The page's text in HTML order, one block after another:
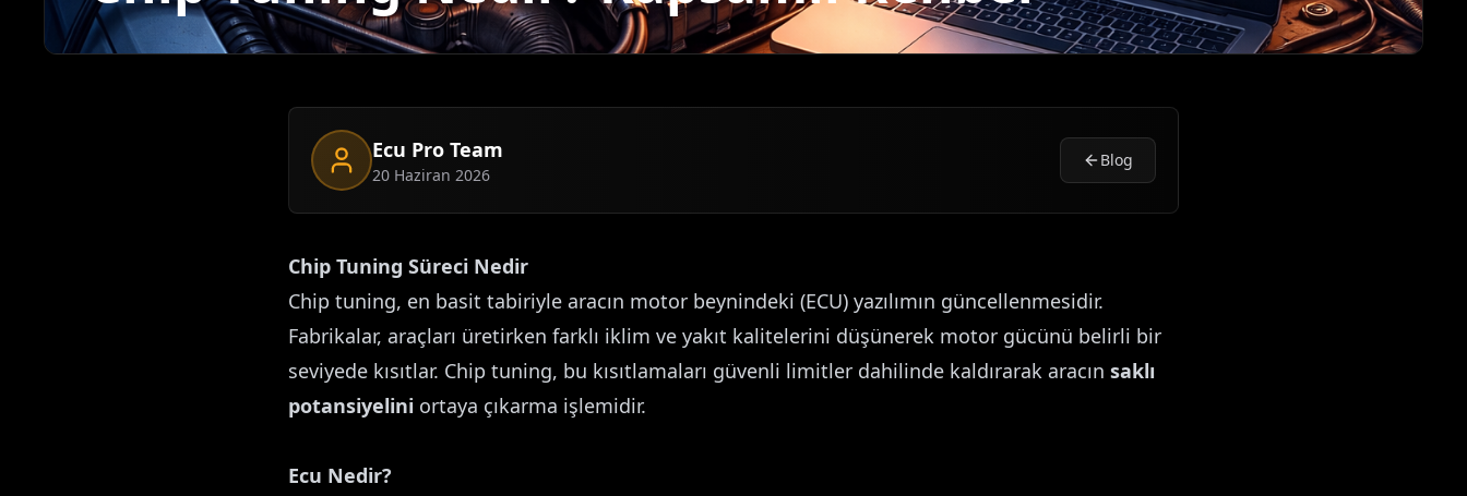
Ecu Pro Team
20 Haziran 2026
Blog
Chip Tuning Süreci Nedir
Chip tuning, en basit tabiriyle aracın motor beynindeki (ECU) yazılımın güncellenmesidir.
Fabrikalar, araçları üretirken farklı iklim ve yakıt kalitelerini düşünerek motor gücünü belirli bir
seviyede kısıtlar. Chip tuning, bu kısıtlamaları güvenli limitler dahilinde kaldırarak aracın saklı
potansiyelini ortaya çıkarma işlemidir.
Ecu Nedir?